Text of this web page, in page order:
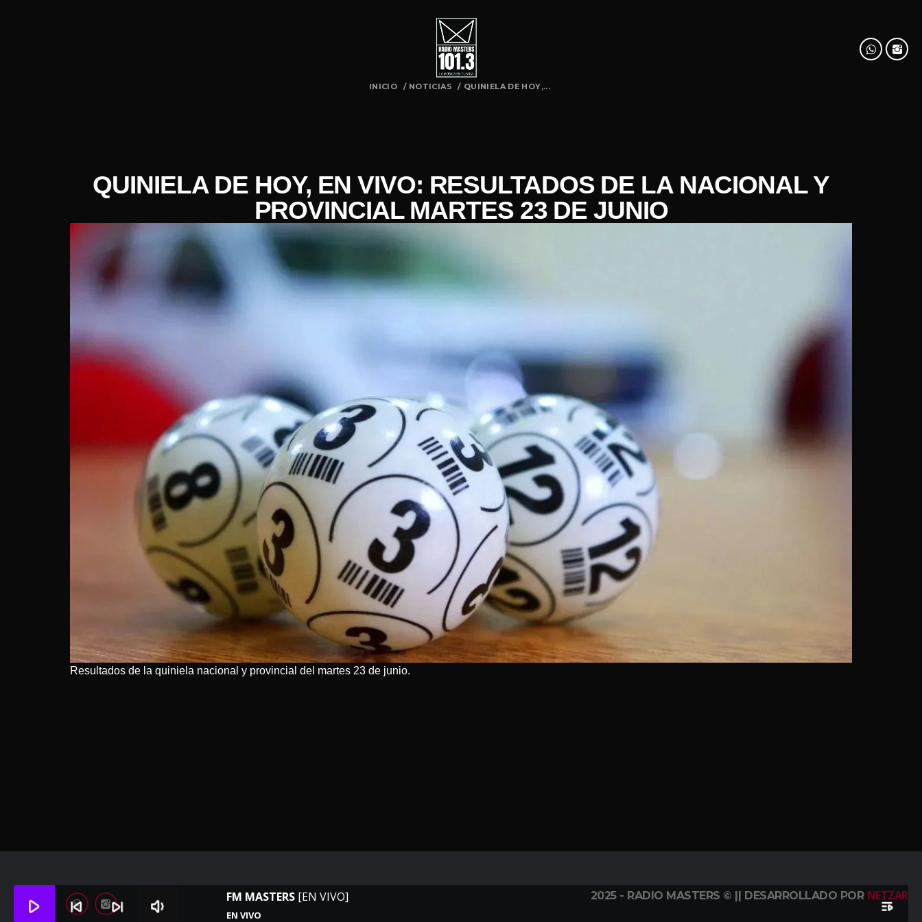
INICIO / NOTICIAS / QUINIELA DE HOY,...
QUINIELA DE HOY, EN VIVO: RESULTADOS DE LA NACIONAL Y
PROVINCIAL MARTES 23 DE JUNIO
Resultados de la quiniela nacional y provincial del martes 23 de junio.
2025 - RADIO MASTERS © || DESARROLLADO POR NETZAR
play_arrow skip_previous skip_next volume_down FM MASTERS [EN VIVO]
EN VIVO playlist_play